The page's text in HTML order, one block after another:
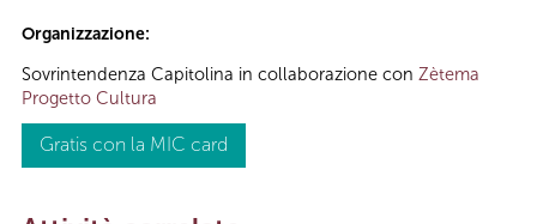
Organizzazione:
Sovrintendenza Capitolina in collaborazione con Zètema
Progetto Cultura
Gratis con la MIC card